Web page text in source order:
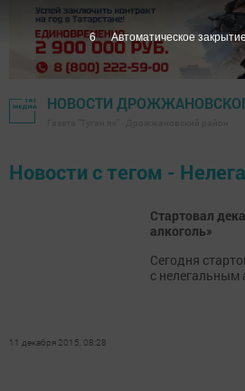
НОВОСТИ
Новости с тегом -
Стартовал
алкоголь»
Сегодня
с нелегальным
11 декабря 2015, 08:28
6 Автоматическое